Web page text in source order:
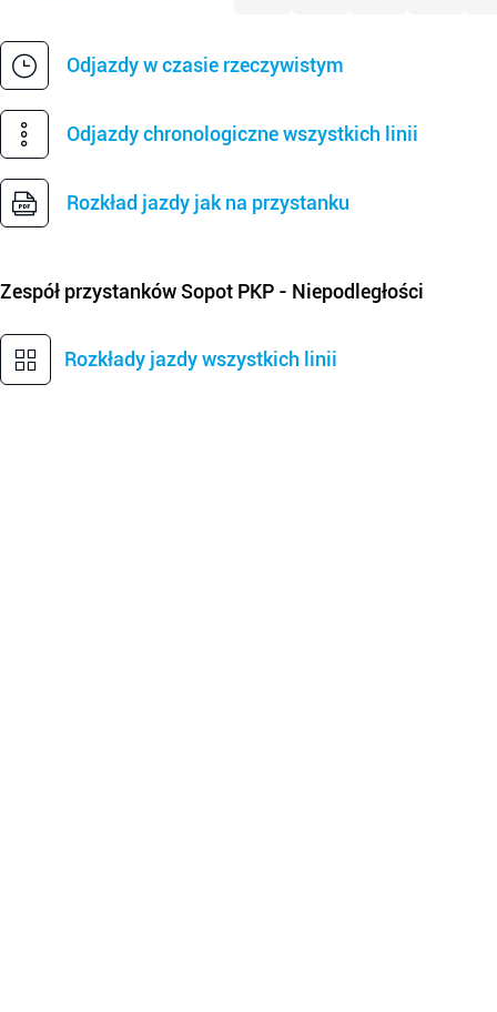
Odjazdy w czasie rzeczywistym
Odjazdy chronologiczne wszystkich linii
Rozkład jazdy jak na przystanku
Zespół przystanków Sopot PKP - Niepodległości
Rozkłady jazdy wszystkich linii